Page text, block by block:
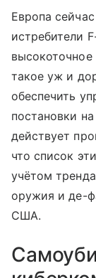
Европа
истребители
такое уж и
обеспечить
постановки
действует
что список
учётом
оружия и де-
США.